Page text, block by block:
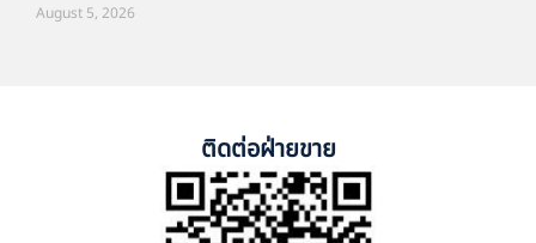
August 5, 2026
ติดต่อฝ่ายขาย